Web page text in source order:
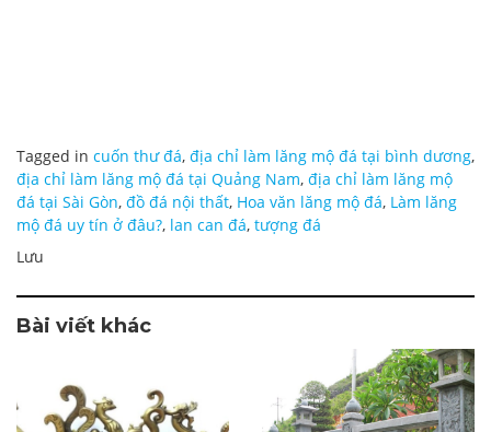
Tagged in cuốn thư đá, địa chỉ làm lăng mộ đá tại bình dương,
địa chỉ làm lăng mộ đá tại Quảng Nam, địa chỉ làm lăng mộ
đá tại Sài Gòn, đồ đá nội thất, Hoa văn lăng mộ đá, Làm lăng
mộ đá uy tín ở đâu?, lan can đá, tượng đá
Lưu
Bài viết khác